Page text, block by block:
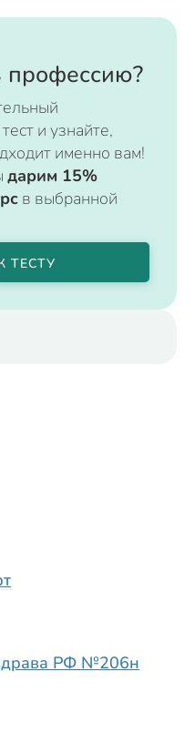
профессию?
и узнайте,
именно вам!
дарим 15%
в выбранной
ТЕСТУ
РФ №206н